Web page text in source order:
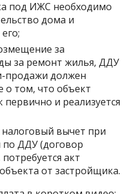
под ИЖС необходимо
дома и
за
за ремонт жилья, ДДУ
продажи должен
о том, что объект
и реализуется
вычет при
по ДДУ (договор
акт
от застройщика.